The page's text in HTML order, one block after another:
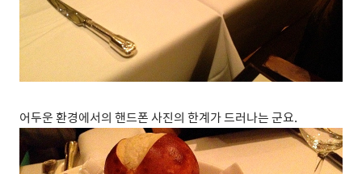
어두운 환경에서의 핸드폰 사진의 한계가 드러나는 군요.